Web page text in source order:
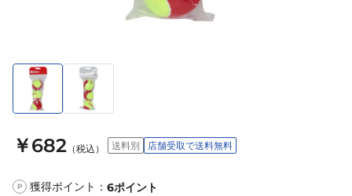
￥682 （税込） 送料別 店舗受取で送料無料
P 獲得ポイント： 6ポイント